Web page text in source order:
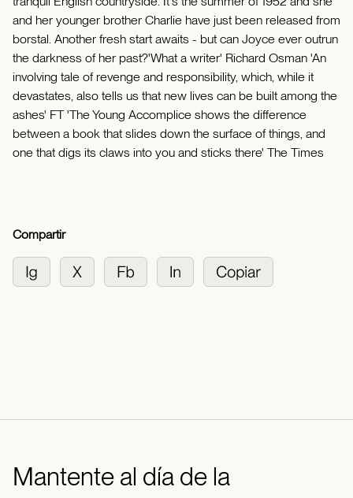
and her younger brother Charlie have just been released from
borstal. Another fresh start awaits - but can Joyce ever outrun
the darkness of her past?'What a writer' Richard Osman 'An
involving tale of revenge and responsibility, which, while it
devastates, also tells us that new lives can be built among the
ashes' FT 'The Young Accomplice shows the difference
between a book that slides down the surface of things, and
one that digs its claws into you and sticks there' The Times
Compartir
Mantente al día de la